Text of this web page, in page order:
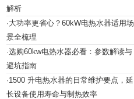
解析
·大功率更省心？60kW电热水器适用场
景全梳理
·选购60kw电热水器必看：参数解读与
避坑指南
·1500 升电热水器的日常维护要点，延
长设备使用寿命与制热效率